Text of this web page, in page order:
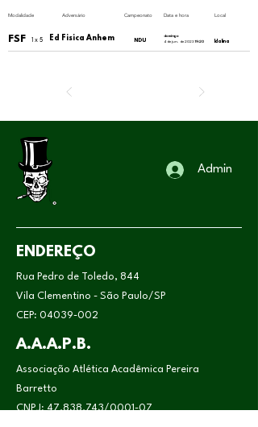
Modalidade Adversário Campeonato Data e hora Local
1 x 5
FSF Ed Fisica Anhem NDU
domingo
4 de jun. de 2023 19:20 Idalina
Admin
ENDEREÇO
Rua Pedro de Toledo, 844
Vila Clementino - São Paulo/SP
CEP: 04039-002
A.A.A.P.B.
Associação Atlética Acadêmica Pereira
Barretto
CNPJ:47.838.743/0001-07